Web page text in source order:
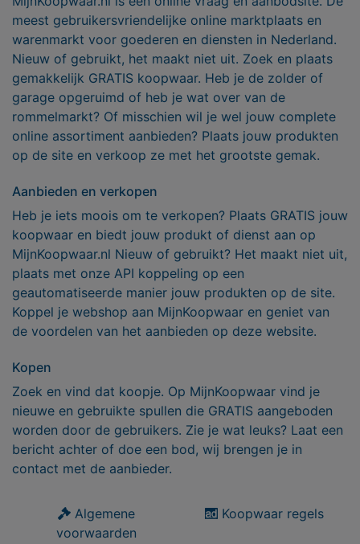
meest gebruikersvriendelijke online marktplaats en
warenmarkt voor goederen en diensten in Nederland.
Nieuw of gebruikt, het maakt niet uit. Zoek en plaats
gemakkelijk GRATIS koopwaar. Heb je de zolder of
garage opgeruimd of heb je wat over van de
rommelmarkt? Of misschien wil je wel jouw complete
online assortiment aanbieden? Plaats jouw produkten
op de site en verkoop ze met het grootste gemak.
Aanbieden en verkopen
Heb je iets moois om te verkopen? Plaats GRATIS jouw
koopwaar en biedt jouw produkt of dienst aan op
MijnKoopwaar.nl Nieuw of gebruikt? Het maakt niet uit,
plaats met onze API koppeling op een
geautomatiseerde manier jouw produkten op de site.
Koppel je webshop aan MijnKoopwaar en geniet van
de voordelen van het aanbieden op deze website.
Kopen
Zoek en vind dat koopje. Op MijnKoopwaar vind je
nieuwe en gebruikte spullen die GRATIS aangeboden
worden door de gebruikers. Zie je wat leuks? Laat een
bericht achter of doe een bod, wij brengen je in
contact met de aanbieder.
Algemene
voorwaarden
Koopwaar regels